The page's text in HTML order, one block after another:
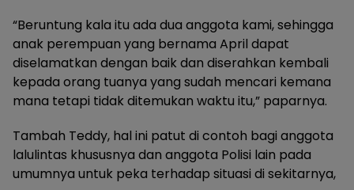
“Beruntung kala itu ada dua anggota kami, sehingga
anak perempuan yang bernama April dapat
diselamatkan dengan baik dan diserahkan kembali
kepada orang tuanya yang sudah mencari kemana
mana tetapi tidak ditemukan waktu itu,” paparnya.
Tambah Teddy, hal ini patut di contoh bagi anggota
lalulintas khususnya dan anggota Polisi lain pada
umumnya untuk peka terhadap situasi di sekitarnya,